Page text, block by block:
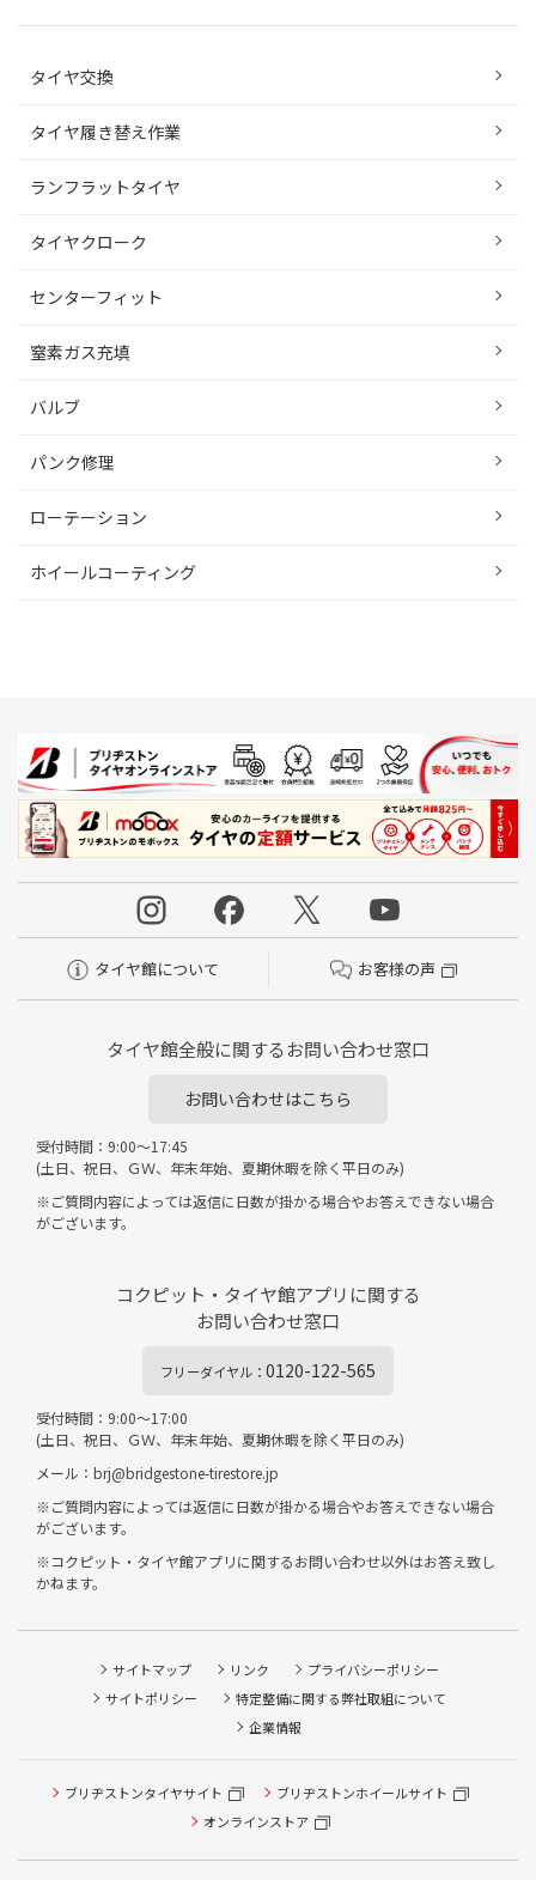
タイヤ交換
タイヤ履き替え作業
ランフラットタイヤ
タイヤクローク
センターフィット
窒素ガス充填
バルブ
パンク修理
ローテーション
ホイールコーティング
タイヤ館について お客様の声
タイヤ館全般に関するお問い合わせ窓口
お問い合わせはこちら
受付時間：9:00～17:45
(土日、祝日、ＧＷ、年末年始、夏期休暇を除く平日のみ)
※ご質問内容によっては返信に日数が掛かる場合やお答えできない場合
がございます。
コクピット・タイヤ館アプリに関する
お問い合わせ窓口
フリーダイヤル： 0120-122-565
受付時間：9:00～17:00
(土日、祝日、ＧＷ、年末年始、夏期休暇を除く平日のみ)
メール：brj@bridgestone-tirestore.jp
※ご質問内容によっては返信に日数が掛かる場合やお答えできない場合
がございます。
※コクピット・タイヤ館アプリに関するお問い合わせ以外はお答え致し
かねます。
サイトマップ リンク
プライバシーポリシー
サイトポリシー
特定整備に関する弊社取組について
企業情報
ブリヂストンタイヤサイト
ブリヂストンホイールサイト
オンラインストア